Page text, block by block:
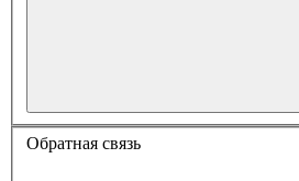
Обратная связь